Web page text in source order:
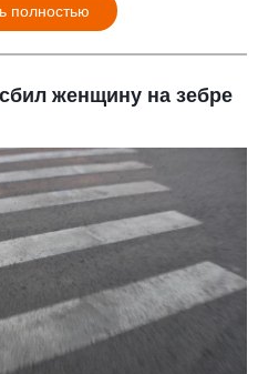
полностью
женщину на зебре